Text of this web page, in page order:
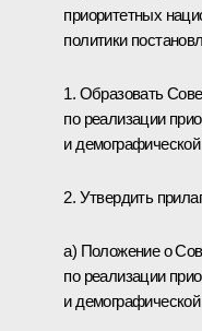
приоритетных
политики
1. Образовать
по реализации
и
2. Утвердить
а) Положение о
по реализации
и